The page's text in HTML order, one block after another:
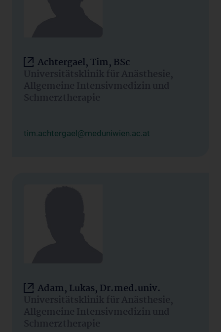
Achtergael, Tim, BSc
Universitätsklinik für Anästhesie,
Allgemeine Intensivmedizin und
Schmerztherapie
tim.achtergael@meduniwien.ac.at
Adam, Lukas, Dr.med.univ.
Universitätsklinik für Anästhesie,
Allgemeine Intensivmedizin und
Schmerztherapie